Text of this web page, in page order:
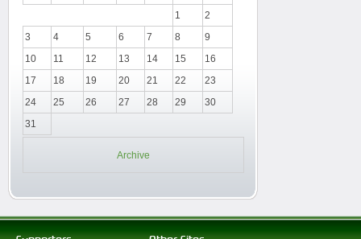
1
2
3
4 5 6 7 8
9
10
11 12 13 14 15
16
17
18 19 20 21 22
23
24
25 26 27 28 29
30
31
Archive